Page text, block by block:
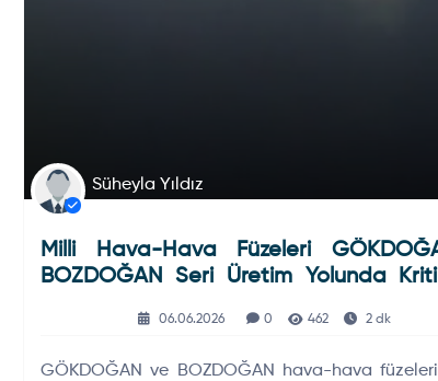
Süheyla Yıldız
Milli Hava-Hava Füzeleri
BOZDOĞAN Seri Üretim Yolunda
06.06.2026 0 462 2 dk
GÖKDOĞAN ve BOZDOĞAN hava-hava